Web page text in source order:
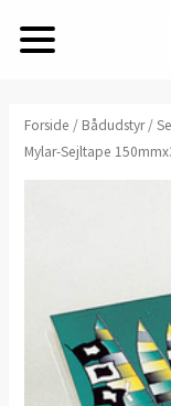
Forside / Bådudstyr/
Mylar-Sejltape
PSP
Mylar-
Sejltape